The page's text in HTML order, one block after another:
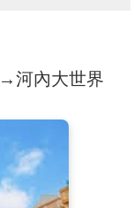
景區的壯麗進收
可以發現每個
，山石嶙峋和
。
客人也可自行向
邊享受美味海
-五時許返回飯
河內大世界